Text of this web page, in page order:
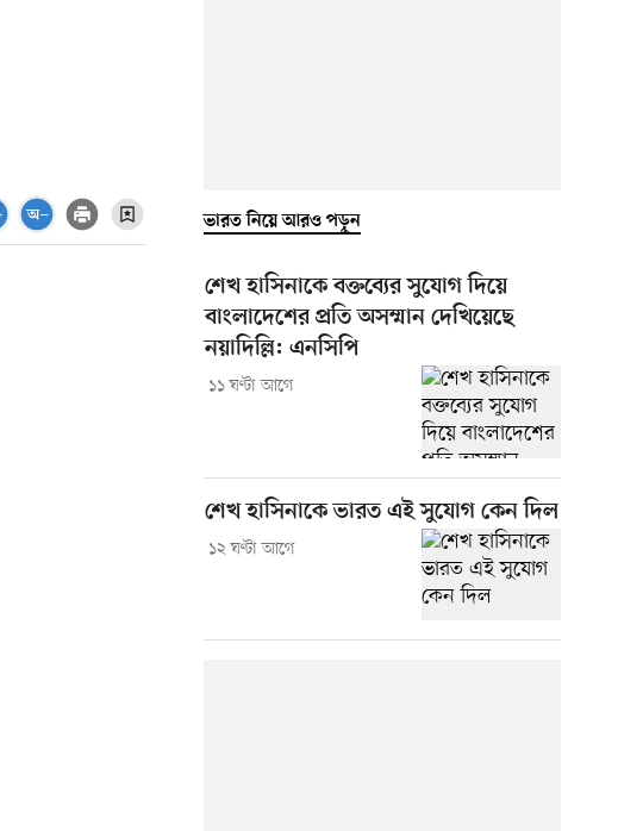
ভারত নিয়ে আরও পড়ুন
শেখ হাসিনাকে বক্তব্যের সুযোগ দিয়ে
বাংলাদেশের প্রতি অসম্মান দেখিয়েছে
নয়াদিল্লি: এনসিপি
১১ ঘণ্টা আগে
শেখ হাসিনাকে ভারত এই সুযোগ কেন দিল
১২ ঘণ্টা আগে